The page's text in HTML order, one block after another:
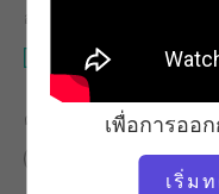
เพื่อการออ
เริ่ม
อุปกรณ์ที่ต้องใช้
ค้นหาชั้นเรียนที่คล้าย
เสื่อ